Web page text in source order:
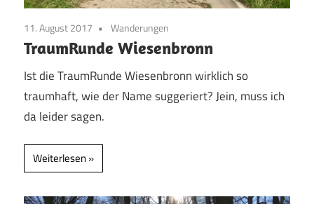
11. August 2017 Wanderungen
TraumRunde Wiesenbronn
Ist die TraumRunde Wiesenbronn wirklich so
traumhaft, wie der Name suggeriert? Jein, muss ich
da leider sagen.
Weiterlesen